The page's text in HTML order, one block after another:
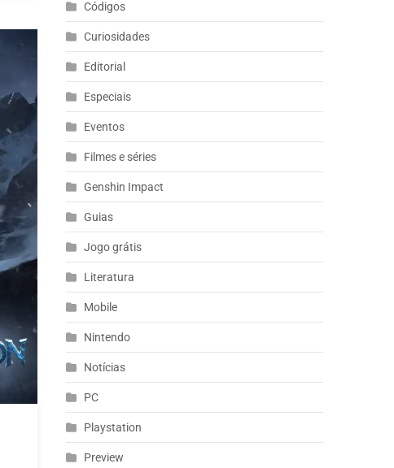
Códigos
Curiosidades
Editorial
Especiais
Eventos
Filmes e séries
Genshin Impact
Guias
Jogo grátis
Literatura
Mobile
Nintendo
Notícias
PC
Playstation
Preview